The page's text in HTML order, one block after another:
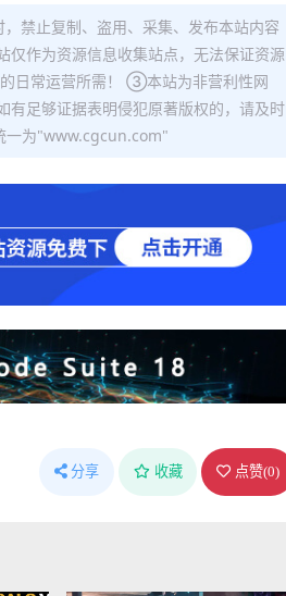
禁止复制、盗用、采集、发布本站内容
作为资源信息收集站点，无法保证资源
日常运营所需！ ③本站为非营利性网
足够证据表明侵犯原著版权的，请及时
一为"www.cgcun.com"
分享 收藏 点赞(0)